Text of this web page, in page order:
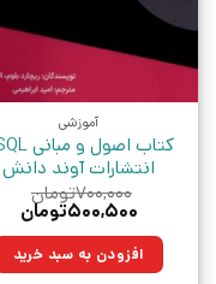
آموزشی
انتشارات آوند دانش
۷۰۰,۰۰۰تومان
قیمت
۷۰۰,۰۰۰تومان
بود.
۵۰۰,۵۰۰تومان
افزودن به سبد خرید